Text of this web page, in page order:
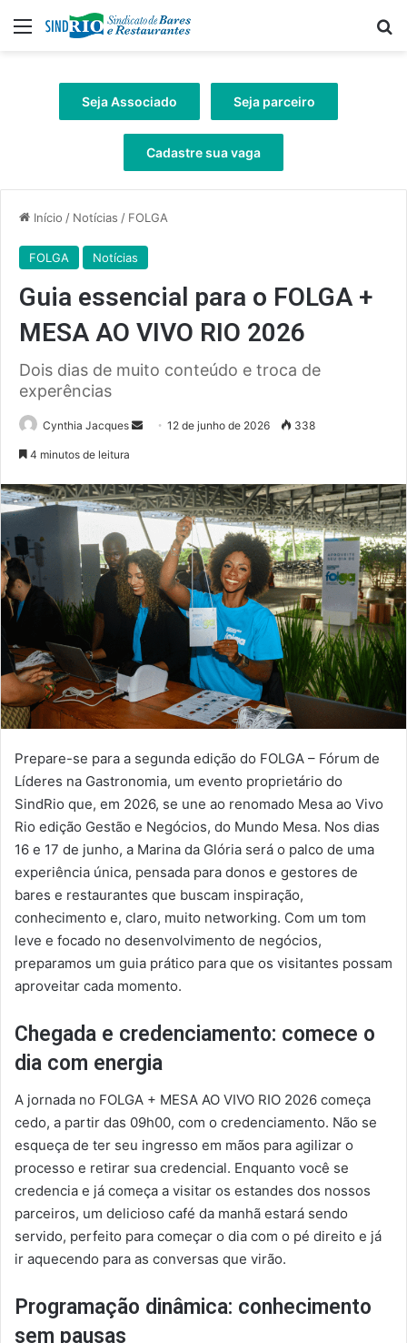
Menu
Seja Associado Seja parceiro
Cadastre sua vaga
Início / Notícias / FOLGA
FOLGA Notícias
Guia essencial para o FOLGA +
MESA AO VIVO RIO 2026
Dois dias de muito conteúdo e troca de
experências
Cynthia Jacques
Mande
mail
12 de junho de 2026 338
4 minutos de leitura
Prepare-se para a segunda edição do FOLGA – Fórum de
Líderes na Gastronomia, um evento proprietário do
SindRio que, em 2026, se une ao renomado Mesa ao Vivo
Rio edição Gestão e Negócios, do Mundo Mesa. Nos dias
16 e 17 de junho, a Marina da Glória será o palco de uma
experiência única, pensada para donos e gestores de
bares e restaurantes que buscam inspiração,
conhecimento e, claro, muito networking. Com um tom
leve e focado no desenvolvimento de negócios,
preparamos um guia prático para que os visitantes possam
aproveitar cada momento.
Chegada e credenciamento: comece o
dia com energia
A jornada no FOLGA + MESA AO VIVO RIO 2026 começa
cedo, a partir das 09h00, com o credenciamento. Não se
esqueça de ter seu ingresso em mãos para agilizar o
processo e retirar sua credencial. Enquanto você se
credencia e já começa a visitar os estandes dos nossos
parceiros, um delicioso café da manhã estará sendo
servido, perfeito para começar o dia com o pé direito e já
ir aquecendo para as conversas que virão.
Programação dinâmica: conhecimento
sem pausas